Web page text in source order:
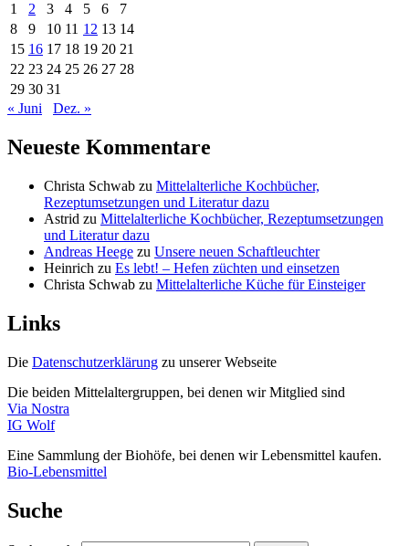
1
2 3 4 5 6
7
8
9 10 11 12 13 14
15 16 17 18 19 20 21
22 23 24 25 26 27 28
29 30 31
« Juni
Dez. »
Neueste Kommentare
Christa Schwab zu Mittelalterliche Kochbücher,
Rezeptumsetzungen und Literatur dazu
Astrid zu Mittelalterliche Kochbücher, Rezeptumsetzungen
und Literatur dazu
Andreas Heege zu Unsere neuen Schaftleuchter
Heinrich zu Es lebt! – Hefen züchten und einsetzen
Christa Schwab zu Mittelalterliche Küche für Einsteiger
Links
Die Datenschutzerklärung zu unserer Webseite
Die beiden Mittelaltergruppen, bei denen wir Mitglied sind
Via Nostra
IG Wolf
Eine Sammlung der Biohöfe, bei denen wir Lebensmittel kaufen.
Bio-Lebensmittel
Suche